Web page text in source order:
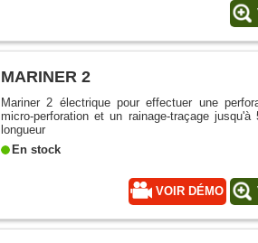
MARINER 2
Mariner 2 électrique pour effectuer une
micro-perforation et un rainage-traçage
longueur
En stock
VOIR DÉMO